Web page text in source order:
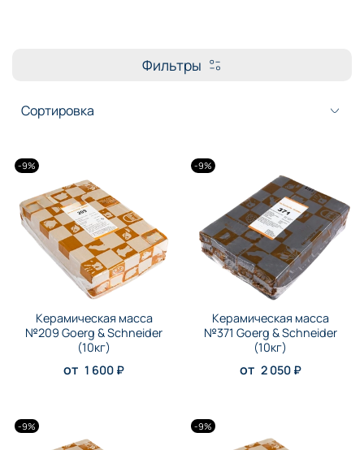
Фильтры
-9%
Керамическая масса
№209 Goerg & Schneider
(10кг)
от 1 600 ₽
-9%
Керамическая масса
№371 Goerg & Schneider
(10кг)
от 2 050 ₽
-9% -9%